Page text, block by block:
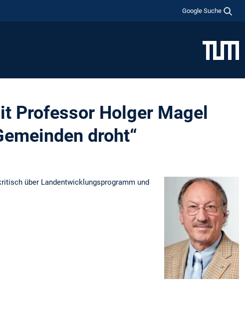
Google Suche
Professor Holger Magel
droht“
über Landentwicklungsprogramm und